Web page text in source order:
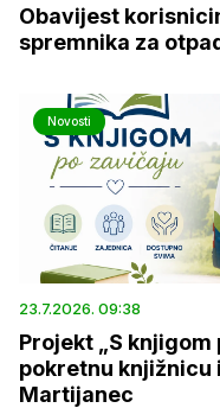
Obavijest
spremnika za
Novosti
23.7.2026. 09:38
Projekt „S knjigom
pokretnu knjižnicu
Martijanec